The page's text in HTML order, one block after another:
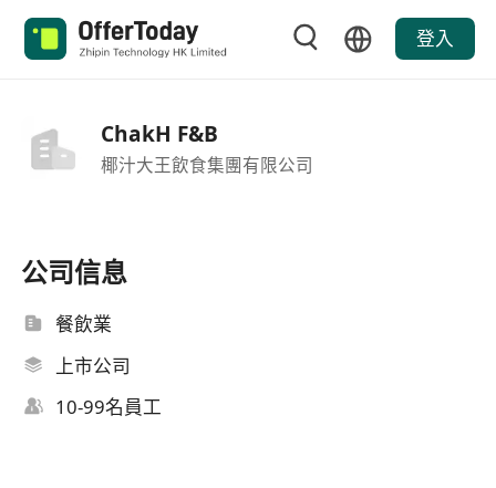
登入
ChakH F&B
椰汁大王飲食集團有限公司
公司信息
餐飲業
上市公司
10-99名員工